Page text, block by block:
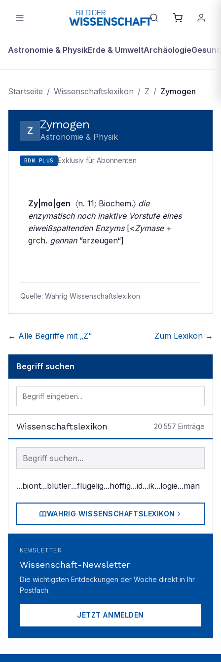
Astronomie & PhysikErde & UmweltArchäologie
Startseite / Wissenschaftslexikon / Z / Zymogen
Z Zymogen
Astronomie & Physik
BDW PLUS Exklusiv für Abonnenten
Zy|mo|gen 〈n. 11; Biochem.〉 die
enzymatisch noch inaktive Vorstufe eines
eiweißspaltenden Enzyms[<Zymase+
grch. gennan”erzeugen“]
Quelle: Wahrig Wissenschaftslexikon
← Alle Begriffe mit „Z“ Zum Lexikon →
Begriff suchen
Wissenschaftslexikon 20.557 Einträge
Begriff im Lexikon suchen
...biont...blütler...flügelig...höffig...id...ik...logie...man
WAHRIG WISSENSCHAFTSLEXIKON
NEWSLETTER
Wissenschaft-Newsletter
Die wichtigsten Entdeckungen der Woche direkt in Ihr
Postfach.
JETZT ANMELDEN